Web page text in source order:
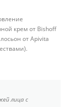
крем от Bishoff
от Apivita
лица с